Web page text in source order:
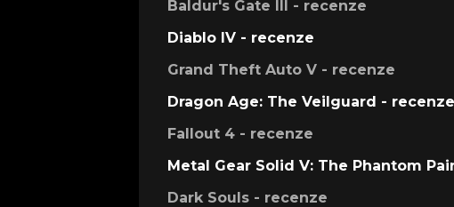
Baldur's Gate III - recenze
Diablo IV - recenze
Grand Theft Auto V - recenze
Dragon Age: The Veilguard - recenze
Fallout 4 - recenze
Metal Gear Solid V: The Phantom
Dark Souls - recenze